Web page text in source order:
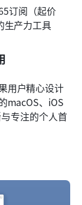
订阅（起价
生产力工具
用户精心设计
macOS、iOS
专注的个人首